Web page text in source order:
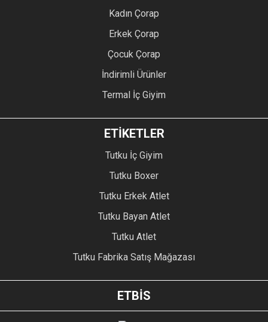
Kadın Çorap
Erkek Çorap
Çocuk Çorap
İndirimli Ürünler
Termal İç Giyim
ETİKETLER
Tutku İç Giyim
Tutku Boxer
Tutku Erkek Atlet
Tutku Bayan Atlet
Tutku Atlet
Tutku Fabrika Satış Mağazası
ETBİS